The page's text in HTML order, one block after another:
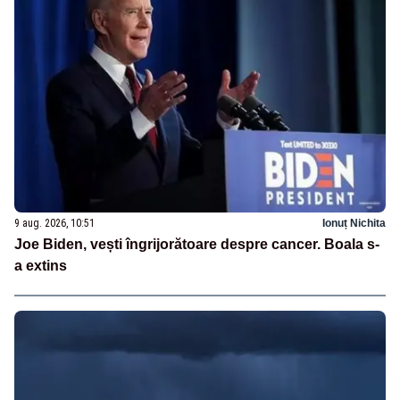
9 aug. 2026, 10:51 Ionuț Nichita
Joe Biden, vești îngrijorătoare despre cancer. Boala s-
a extins